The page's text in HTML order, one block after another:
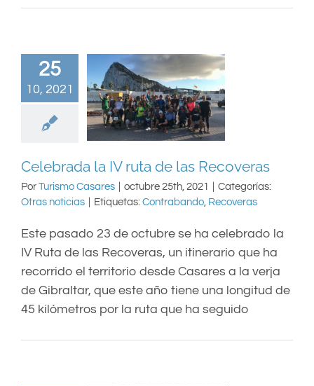
25
10, 2021
Celebrada la IV ruta de
las Recoveras
Celebrada la IV ruta de las Recoveras
Por Turismo Casares octubre 25th, 2021
Categorías:
Otras noticias
Etiquetas: Contrabando, Recoveras
Este pasado 23 de octubre se ha celebrado la
IV Ruta de las Recoveras, un itinerario que ha
recorrido el territorio desde Casares a la verja
de Gibraltar, que este año tiene una longitud de
45 kilómetros por la ruta que ha seguido